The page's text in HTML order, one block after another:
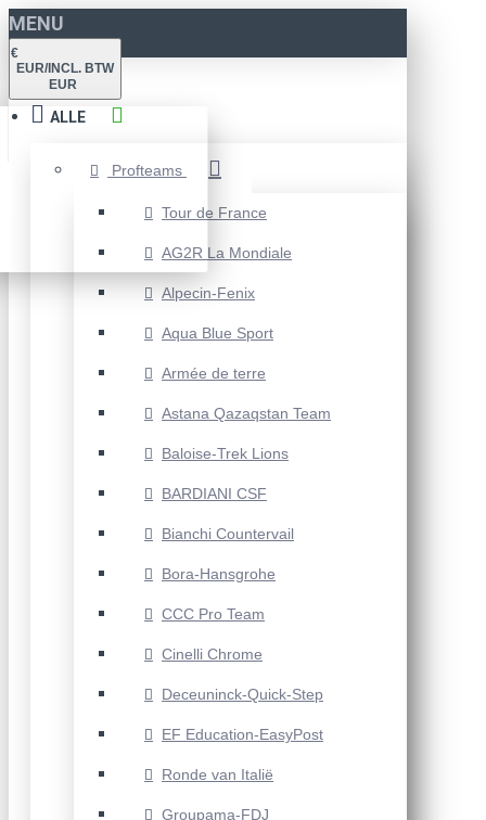
MENU
€
EUR/INCL. BTW
EUR
ALLE
Profteams
Tour de France
AG2R La Mondiale
Alpecin-Fenix
Aqua Blue Sport
Armée de terre
Astana Qazaqstan Team
Baloise-Trek Lions
BARDIANI CSF
Bianchi Countervail
Bora-Hansgrohe
CCC Pro Team
Cinelli Chrome
Deceuninck-Quick-Step
EF Education-EasyPost
Ronde van Italië
Groupama-FDJ